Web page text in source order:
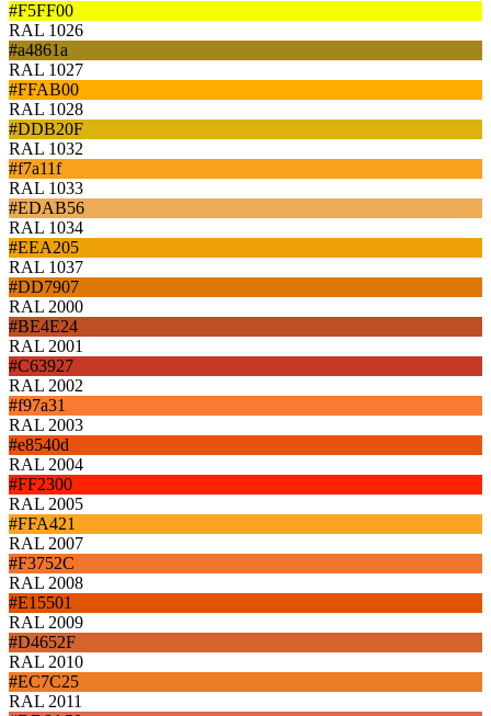
#F5FF00
RAL 1026
#a4861a
RAL 1027
#FFAB00
RAL 1028
#DDB20F
RAL 1032
#f7a11f
RAL 1033
#EDAB56
RAL 1034
#EEA205
RAL 1037
#DD7907
RAL 2000
#BE4E24
RAL 2001
#C63927
RAL 2002
#f97a31
RAL 2003
#e8540d
RAL 2004
#FF2300
RAL 2005
#FFA421
RAL 2007
#F3752C
RAL 2008
#E15501
RAL 2009
#D4652F
RAL 2010
#EC7C25
RAL 2011